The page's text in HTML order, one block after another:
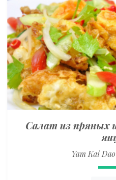
Салат из пряных
Yam Kai